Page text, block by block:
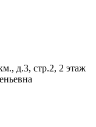
д.3, стр.2, 2 этаж